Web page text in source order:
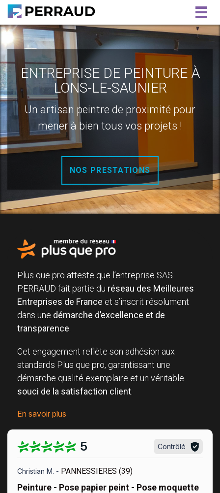
ENTREPRISE DE PEINTURE À
LONS-LE-SAUNIER
Un artisan peintre de proximité pour
mener à bien tous vos projets !
NOS PRESTATIONS
Plus que pro atteste que l’entreprise SAS
PERRAUD fait partie du réseau des Meilleures
Entreprises de France et s’inscrit résolument
dans une démarche d’excellence et de
transparence
Cet engagement reflète son adhésion aux
standards Plus que pro, garantissant une
démarche qualité exemplaire et un véritable
souci de la satisfaction client
En savoir plus
5 Contrôlé
Christian M. - PANNESSIERES (39)
Peinture - Pose papier peint - Pose moquette